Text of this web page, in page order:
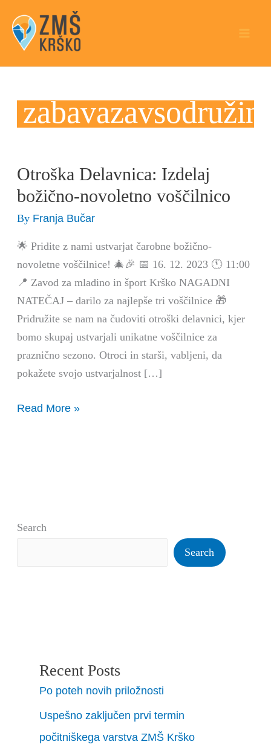
content
Otroška Delavnica: Izdelaj
božično-novoletno voščilnico
By Franja Bučar
🌟 Pridite z nami ustvarjat čarobne božično-
novoletne voščilnice! 🎄🎉 📅 16. 12. 2023 🕚 11:00
📍 Zavod za mladino in šport Krško NAGADNI
NATEČAJ – darilo za najlepše tri voščilnice 🎁
Pridružite se nam na čudoviti otroški delavnici, kjer
bomo skupaj ustvarjali unikatne voščilnice za
praznično sezono. Otroci in starši, vabljeni, da
pokažete svojo ustvarjalnost […]
Otroška
Delavnica:
božično-
novoletno
voščilnico
Read More »
Search
Search
Recent Posts
Po poteh novih priložnosti
Uspešno zaključen prvi termin
počitniškega varstva ZMŠ Krško